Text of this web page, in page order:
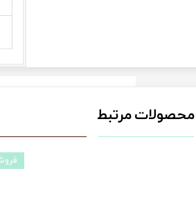
محصولات مرتبط